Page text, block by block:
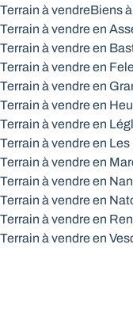
Max. budget
Terrain à vendreBiens
Terrain à vendre en
Terrain à vendre en
Terrain à vendre en
Terrain à vendre en
Terrain à vendre en
Terrain à vendre en
Terrain à vendre en
Terrain à vendre en
Terrain à vendre en
Terrain à vendre en
Terrain à vendre en
Terrain à vendre en